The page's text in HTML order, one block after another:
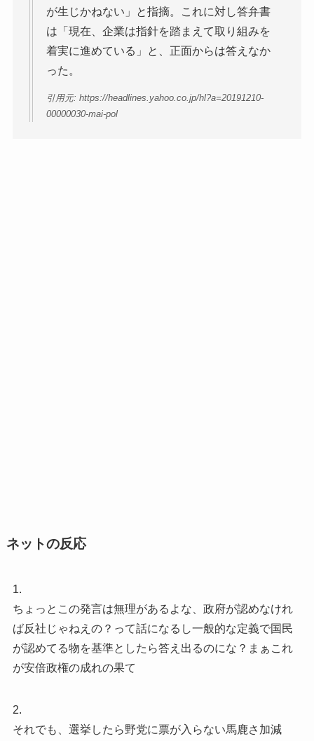
が生じかねない」と指摘。これに対し答弁書
は「現在、企業は指針を踏まえて取り組みを
着実に進めている」と、正面からは答えなか
った。
引用元: https://headlines.yahoo.co.jp/hl?a=20191210-
00000030-mai-pol
ネットの反応
1.
ちょっとこの発言は無理があるよな、政府が認めなけれ
ば反社じゃねえの？って話になるし一般的な定義で国民
が認めてる物を基準としたら答え出るのにな？まぁこれ
が安倍政権の成れの果て
2.
それでも、選挙したら野党に票が入らない馬鹿さ加減